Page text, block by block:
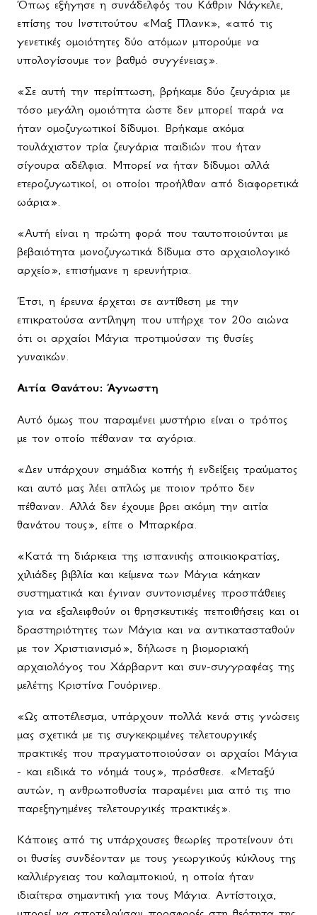
Όπως εξήγησε η συνάδελφός του Κάθριν Νάγκελε,
επίσης του Ινστιτούτου «Μαξ Πλανκ», «από τις
γενετικές ομοιότητες δύο ατόμων μπορούμε να
υπολογίσουμε τον βαθμό συγγένειας».
«Σε αυτή την περίπτωση, βρήκαμε δύο ζευγάρια με
τόσο μεγάλη ομοιότητα ώστε δεν μπορεί παρά να
ήταν ομοζυγωτικοί δίδυμοι. Βρήκαμε ακόμα
τουλάχιστον τρία ζευγάρια παιδιών που ήταν
σίγουρα αδέλφια. Μπορεί να ήταν δίδυμοι αλλά
ετεροζυγωτικοί, οι οποίοι προήλθαν από διαφορετικά
ωάρια».
«Αυτή είναι η πρώτη φορά που ταυτοποιούνται με
βεβαιότητα μονοζυγωτικά δίδυμα στο αρχαιολογικό
αρχείο», επισήμανε η ερευνήτρια.
Έτσι, η έρευνα έρχεται σε αντίθεση με την
επικρατούσα αντίληψη που υπήρχε τον 20ο αιώνα
ότι οι αρχαίοι Μάγια προτιμούσαν τις θυσίες
γυναικών.
Αιτία Θανάτου: Άγνωστη
Αυτό όμως που παραμένει μυστήριο είναι ο τρόπος
με τον οποίο πέθαναν τα αγόρια.
«Δεν υπάρχουν σημάδια κοπής ή ενδείξεις τραύματος
και αυτό μας λέει απλώς με ποιον τρόπο δεν
πέθαναν. Αλλά δεν έχουμε βρει ακόμη την αιτία
θανάτου τους», είπε ο Μπαρκέρα.
«Κατά τη διάρκεια της ισπανικής αποικιοκρατίας,
χιλιάδες βιβλία και κείμενα των Μάγια κάηκαν
συστηματικά και έγιναν συντονισμένες προσπάθειες
για να εξαλειφθούν οι θρησκευτικές πεποιθήσεις και οι
δραστηριότητες των Μάγια και να αντικατασταθούν
με τον Χριστιανισμό», δήλωσε η βιομοριακή
αρχαιολόγος του Χάρβαρντ και συν-συγγραφέας της
μελέτης Κριστίνα Γουόρινερ.
«Ως αποτέλεσμα, υπάρχουν πολλά κενά στις γνώσεις
μας σχετικά με τις συγκεκριμένες τελετουργικές
πρακτικές που πραγματοποιούσαν οι αρχαίοι Μάγια
- και ειδικά το νόημά τους», πρόσθεσε. «Μεταξύ
αυτών, η ανθρωποθυσία παραμένει μια από τις πιο
παρεξηγημένες τελετουργικές πρακτικές».
Κάποιες από τις υπάρχουσες θεωρίες προτείνουν ότι
οι θυσίες συνδέονταν με τους γεωργικούς κύκλους της
καλλιέργειας του καλαμποκιού, η οποία ήταν
ιδιαίτερα σημαντική για τους Μάγια. Αντίστοιχα,